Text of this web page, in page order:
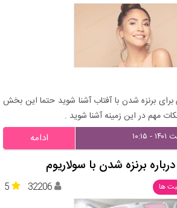
برای برنزه شدن با آفتاب آشنا شوید حتما این بخش
نکات مهم در این زمینه آشنا شوید .
ادامه
برنزه شدن با سولاریوم
ها 5 32206